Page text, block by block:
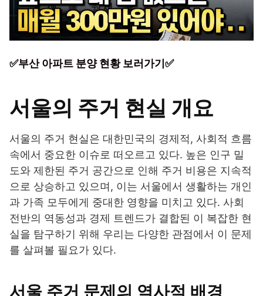
✅부산 아파트 분양 현황 보러가기✅
서울의 주거 현실 개요
서울의 주거 현실은 대한민국의 경제적, 사회적 흐름
속에서 중요한 이슈로 떠오르고 있다. 높은 인구 밀
도와 제한된 주거 공간으로 인해 주거 비용은 지속적
으로 상승하고 있으며, 이는 서울에서 생활하는 개인
과 가족 모두에게 중대한 영향을 미치고 있다. 사회
전반의 역동성과 경제 트렌드가 결합된 이 복잡한 현
실을 탐구하기 위해 우리는 다양한 관점에서 이 문제
를 살펴볼 필요가 있다.
서울 주거 문제의 역사적 배경